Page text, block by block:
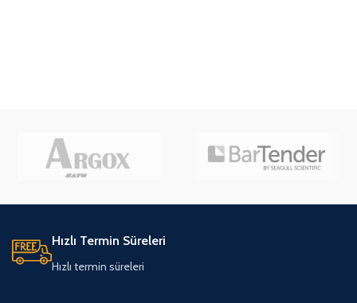
Hızlı Termin Süreleri
Hızlı termin süreleri